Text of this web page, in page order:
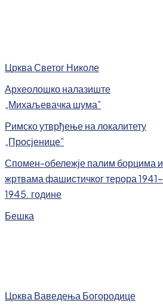
Црква Светог Николе
Археолошко налазиште
„Михаљевачка шума”
Римско утврђење на локалитету
„Просјенице”
Спомен-обележје палим борцима и
жртвама фашистичког терора 1941-
1945. године
Бешка
Црква Ваведења Богородице